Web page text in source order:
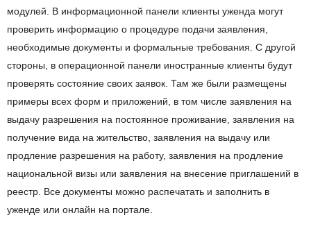
модулей. В информационной панели клиенты уженда могут
проверить информацию о процедуре подачи заявления,
необходимые документы и формальные требования. С другой
стороны, в операционной панели иностранные клиенты будут
проверять состояние своих заявок. Там же были размещены
примеры всех форм и приложений, в том числе заявления на
выдачу разрешения на постоянное проживание, заявления на
получение вида на жительство, заявления на выдачу или
продление разрешения на работу, заявления на продление
национальной визы или заявления на внесение приглашений в
реестр. Все документы можно распечатать и заполнить в
уженде или онлайн на портале.